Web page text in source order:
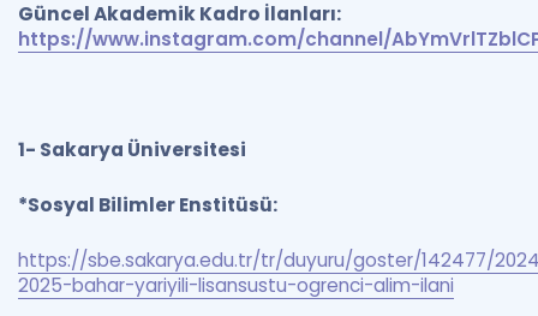
Güncel Akademik Kadro İlanları:
https://www.instagram.com/channel/
1- Sakarya Üniversitesi
*Sosyal Bilimler Enstitüsü:
https://sbe.sakarya.edu.tr/tr/duyuru/goster/142477/
2025-bahar-yariyili-lisansustu-ogrenci-alim-ilani